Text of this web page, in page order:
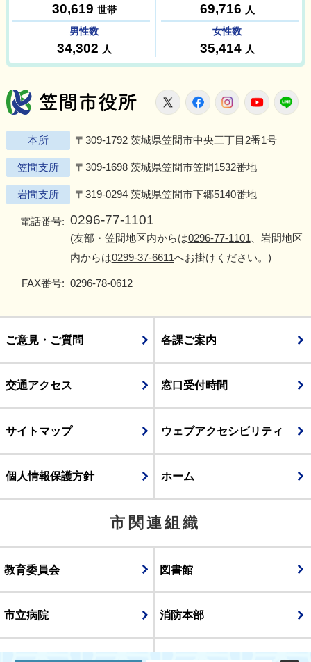
笠間市役所
X FacebookInstagram
本所 〒309-1792 茨城県笠間市中央三丁目2番1号
笠間支所 〒309-1698 茨城県笠間市笠間1532番地
岩間支所 〒319-0294 茨城県笠間市下郷5140番地
電話番号: 0296-77-1101
(友部・笠間地区内からは0296-77-1101 、岩間地区
内からは0299-37-6611へお掛けください。)
FAX番号: 0296-78-0612
ご意見・ご質問 各課ご案内
交通アクセス 窓口受付時間
サイトマップ ウェブアクセシビリティ
個人情報保護方針 ホーム
市関連組織
教育委員会 図書館
市立病院 消防本部